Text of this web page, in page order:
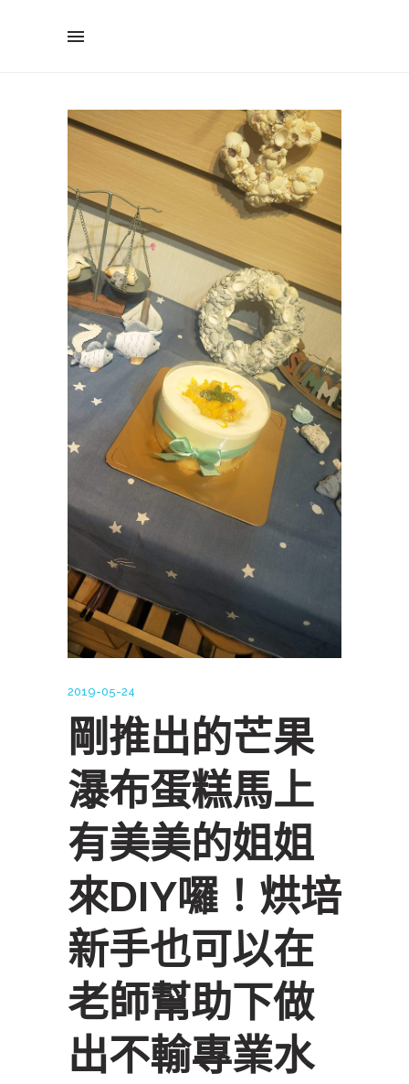
2019-05-24
剛推出的芒果
瀑布蛋糕馬上
有美美的姐姐
來DIY囉！烘培
新手也可以在
老師幫助下做
出不輸專業水